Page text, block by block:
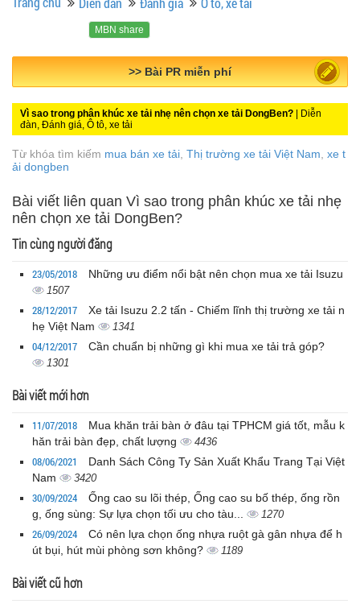
MBN share
>> Quảng cáo miễn phí
Vì sao trong phân khúc xe tải nhẹ nên chọn xe tải DongBen? | Diễn
đàn, Đánh giá, Ô tô, xe tải
Từ khóa tìm kiếm mua bán xe tải Thị trường xe tải Việt Nam xe t
ải dongben
Bài viết liên quan Vì sao trong phân khúc xe tải nhẹ
nên chọn xe tải DongBen?
Tin cùng người đăng
23/05/2018 Những ưu điểm nổi bật nên chọn mua xe tải Isuzu
1507
28/12/2017
Xe tải Isuzu 2.2 tấn - Chiếm lĩnh thị trường xe tải n
hẹ Việt Nam
1341
04/12/2017 Cần chuẩn bị những gì khi mua xe tải trả góp?
1301
Bài viết mới hơn
11/07/2018
Mua khăn trải bàn ở đâu tại TPHCM giá tốt, mẫu k
hăn trải bàn đẹp, chất lượng
4436
08/06/2021
Danh Sách Công Ty Sản Xuất Khẩu Trang Tại Việt
Nam
3420
30/09/2024
Ống cao su lõi thép, Ống cao su bố thép, ống rồn
g, ống sùng: Sự lựa chọn tối ưu cho tàu...
1270
26/09/2024
Có nên lựa chọn ống nhựa ruột gà gân nhựa để h
út bụi, hút mùi phòng sơn không?
1189
Bài viết cũ hơn